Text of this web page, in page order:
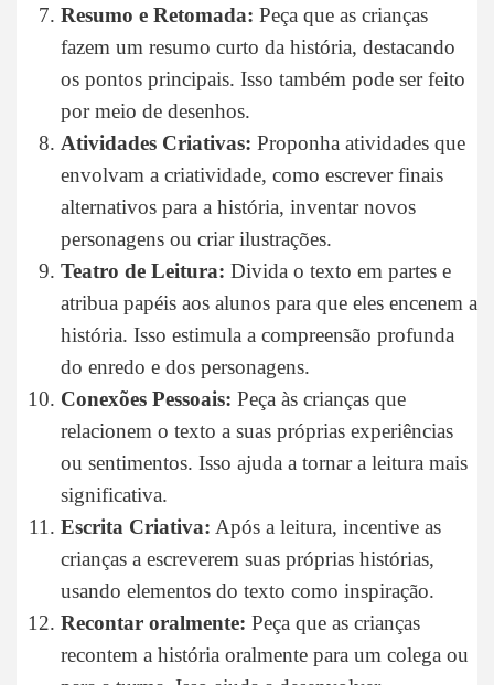
Resumo e Retomada: Peça que as crianças
fazem um resumo curto da história, destacando
os pontos principais. Isso também pode ser feito
por meio de desenhos.
Atividades Criativas: Proponha atividades que
envolvam a criatividade, como escrever finais
alternativos para a história, inventar novos
personagens ou criar ilustrações.
Teatro de Leitura: Divida o texto em partes e
atribua papéis aos alunos para que eles encenem a
história. Isso estimula a compreensão profunda
do enredo e dos personagens.
Conexões Pessoais: Peça às crianças que
relacionem o texto a suas próprias experiências
ou sentimentos. Isso ajuda a tornar a leitura mais
significativa.
Escrita Criativa: Após a leitura, incentive as
crianças a escreverem suas próprias histórias,
usando elementos do texto como inspiração.
Recontar oralmente: Peça que as crianças
recontem a história oralmente para um colega ou